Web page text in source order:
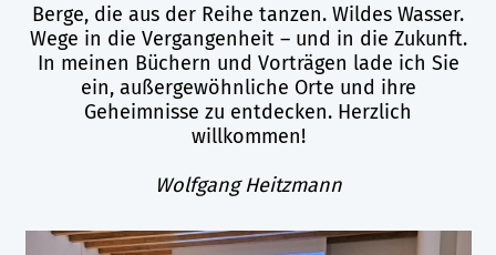
Berge, die aus der Reihe tanzen. Wildes Wasser.
Wege in die Vergangenheit – und in die Zukunft.
In meinen Büchern und Vorträgen lade ich Sie
ein, außergewöhnliche Orte und ihre
Geheimnisse zu entdecken. Herzlich
willkommen!
Wolfgang Heitzmann